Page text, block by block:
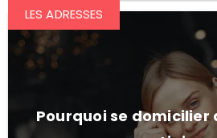
Pourquoi se domicilier
LES ADRESSES